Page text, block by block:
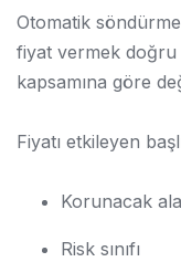
Otomatik
fiyat vermek
kapsamına göre
Fiyatı etkileyen
Korunacak
Risk sınıfı